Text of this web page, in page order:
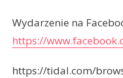
Wydarzenie na
https://
https://tidal.com/